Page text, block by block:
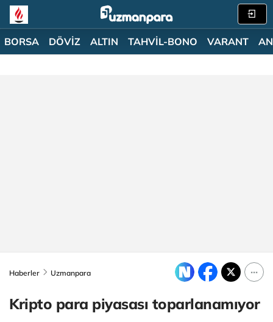
BORSA DÖVİZ ALTIN TAHVİL-BONO VARANT
Haberler Uzmanpara
Kripto para piyasası toparlanamıyor